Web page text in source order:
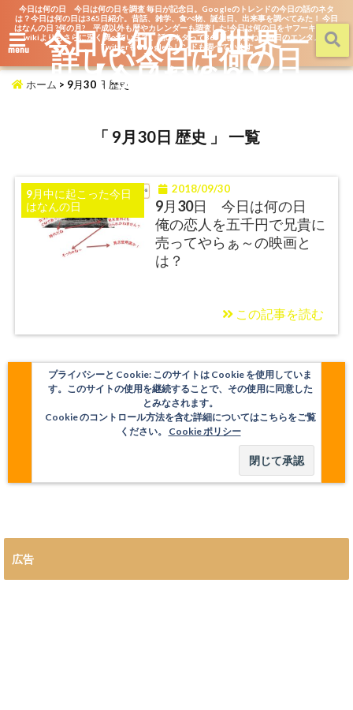
今日は何の日 今日は何の日を調査 毎日が記念日。Googleのトレンドの今日の話のネタ
は？今日は何の日は365日紹介。昔話、雑学、食べ物、誕生日、出来事を調べてみた！ 今日
はなんの日 ?何の月? 平成以外も暦やカレンダーも調査した!今日は何の日をヤフーキッズや
wikiよりもさらに深く調べています。話のネタって365日あるよね。毎日のエンタメを
TwitterもGoogleトレンドも調べています
menu 今日は何の日?世界一
詳しい今日は何の日
【今日なん？】
ホーム > 9月30日 歴史
「 9月30日 歴史 」 一覧
9月中に起こった今日
はなんの日
2018/09/30
9月30日 今日は何の日
俺の恋人を五千円で兄貴に
売ってやらぁ～の映画と
は？
この記事を読む
プライバシーと Cookie: このサイトは Cookie を使用していま
す。このサイトの使用を継続することで、その使用に同意した
とみなされます。
Cookie のコントロール方法を含む詳細についてはこちらをご覧
ください。 Cookie ポリシー
広告